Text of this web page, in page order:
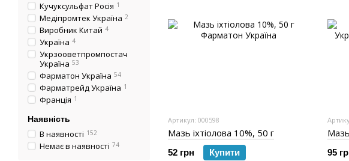
Артикул: 000598
Мазь іхтіолова 10%, 50 г
52 грн Купити 95
Кучуксульфат Росія 1
Медіпромтек Україна 2
Виробник Китай 4
Україна 4
Укрзооветпромпостач
Україна 53
Фарматон Україна 54
Фарматрейд Україна 1
Франція 1
Наявність
В наявності 152
Немає в наявності 74